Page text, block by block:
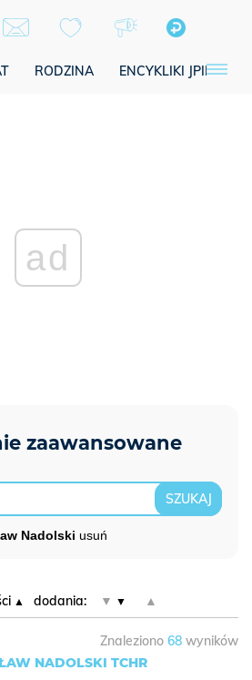
RODZINA ENCYKLIKI JPII
ad
Nadolski usuń
dodania: ▼ ▲
Znaleziono 68 wyników
NADOLSKI TCHR